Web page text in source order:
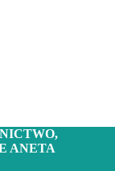
ANETA